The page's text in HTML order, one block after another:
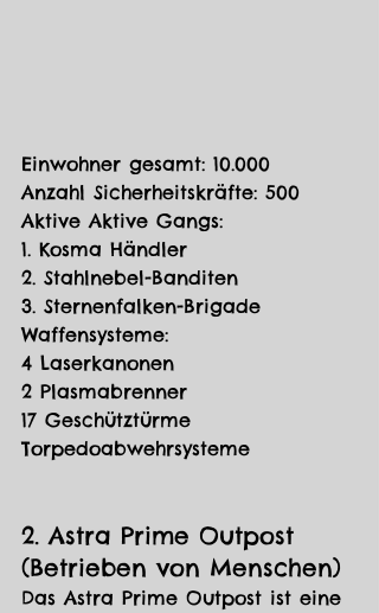
Einwohner gesamt: 10.000
Anzahl Sicherheitskräfte: 500
Aktive Aktive Gangs:
1. Kosma Händler
2. Stahlnebel-Banditen
3. Sternenfalken-Brigade
Waffensysteme:
4 Laserkanonen
2 Plasmabrenner
17 Geschütztürme
Torpedoabwehrsysteme
2. Astra Prime Outpost
(Betrieben von Menschen)
Das Astra Prime Outpost ist eine